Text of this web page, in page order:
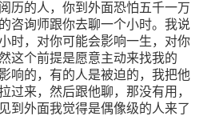
历的人，你到外面恐怕五千一万
咨询师跟你去聊一个小时。我说
时，对你可能会影响一生，对你
这个前提是愿意主动来找我的
响的，有的人是被迫的，我把他
过来，然后跟他聊，那没有用，
到外面我觉得是偶像级的人来了